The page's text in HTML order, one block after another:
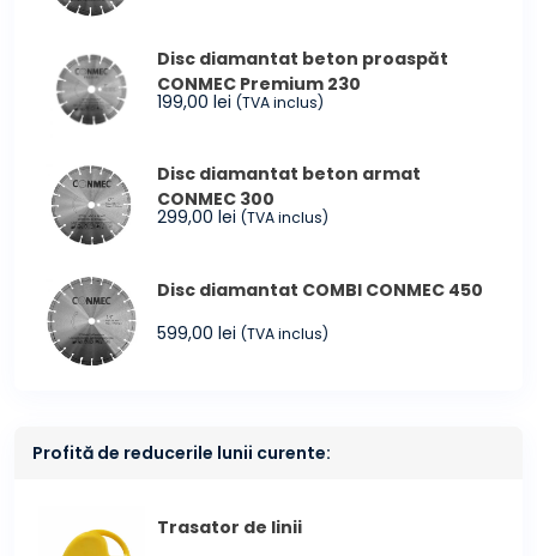
Disc diamantat beton proaspăt
CONMEC Premium 230
199,00 lei (TVA inclus)
Disc diamantat beton armat
CONMEC 300
299,00 lei (TVA inclus)
Disc diamantat COMBI CONMEC 450
599,00 lei (TVA inclus)
Profită de reducerile lunii curente:
Trasator de linii